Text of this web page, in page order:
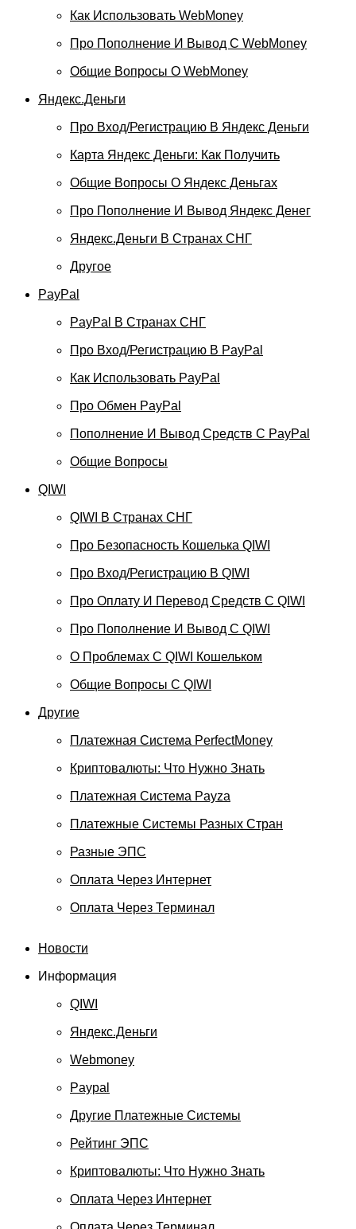
Как Использовать WebMoney
Про Пополнение И Вывод С WebMoney
Общие Вопросы О WebMoney
Яндекс.Деньги
Про Вход/регистрацию В Яндекс Деньги
Карта Яндекс Деньги: Как Получить
Общие Вопросы О Яндекс Деньгах
Про Пополнение И Вывод Яндекс Денег
Яндекс.Деньги В Странах СНГ
Другое
PayPal
PayPal В Странах СНГ
Про Вход/регистрацию В PayPal
Как Использовать PayPal
Про Обмен PayPal
Пополнение И Вывод Средств С PayPal
Общие Вопросы
QIWI
QIWI В Странах СНГ
Про Безопасность Кошелька QIWI
Про Вход/регистрацию В QIWI
Про Оплату И Перевод Средств C QIWI
Про Пополнение И Вывод С QIWI
О Проблемах С QIWI Кошельком
Общие Вопросы С QIWI
Другие
Платежная Система PerfectMoney
Криптовалюты: Что Нужно Знать
Платежная Система Payza
Платежные Системы Разных Стран
Разные ЭПС
Оплата Через Интернет
Оплата Через Терминал
Новости
Информация
QIWI
Яндекс.Деньги
Webmoney
Paypal
Другие Платежные Системы
Рейтинг ЭПС
Криптовалюты: Что Нужно Знать
Оплата Через Интернет